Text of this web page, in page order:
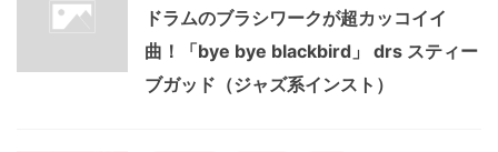
ドラムのブラシワークが超カッコイイ
曲！「bye bye blackbird」 drs スティー
ブガッド（ジャズ系インスト）